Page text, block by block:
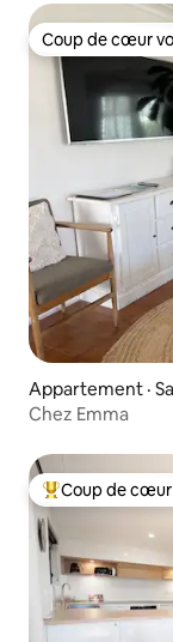
Coup de cœur
Coup de cœur
Appartement ·
Chez Emma
Coup de cœur
Coup de